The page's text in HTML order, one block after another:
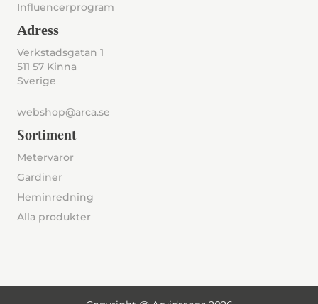
Influencerprogram
Adress
Verkstadsgatan 1
511 57 Kinna
Sverige
webshop@arca.se
Sortiment
Metervaror
Gardiner
Heminredning
Alla produkter